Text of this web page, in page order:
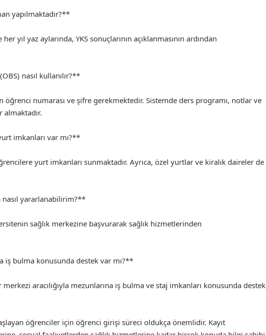
yapılmaktadır?**
yıl yaz aylarında, YKS sonuçlarının açıklanmasının ardından
nasıl kullanılır?**
öğrenci numarası ve şifre gerekmektedir. Sistemde ders programı, notlar ve
imkanları var mı?**
yurt imkanları sunmaktadır. Ayrıca, özel yurtlar ve kiralık daireler de
nasıl yararlanabilirim?**
sağlık merkezine başvurarak sağlık hizmetlerinden
iş bulma konusunda destek var mı?**
aracılığıyla mezunlarına iş bulma ve staj imkanları konusunda destek
öğrenciler için öğrenci girişi süreci oldukça önemlidir. Kayıt